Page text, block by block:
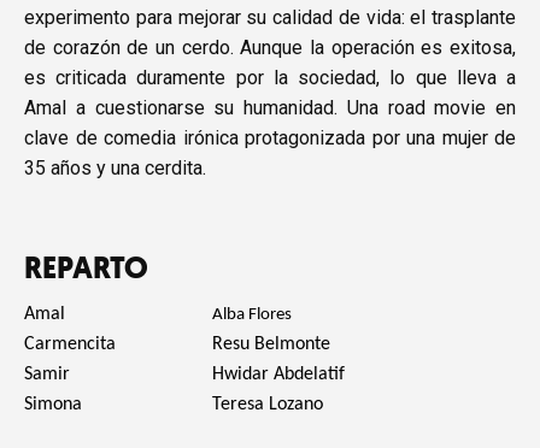
experimento para mejorar su calidad de vida: el trasplante
de corazón de un cerdo. Aunque la operación es exitosa,
es criticada duramente por la sociedad, lo que lleva a
Amal a cuestionarse su humanidad. Una road movie en
clave de comedia irónica protagonizada por una mujer de
35 años y una cerdita.
REPARTO
Amal Alba Flores
Carmencita
Resu Belmonte
Samir
Hwidar Abdelatif
Simona
Teresa Lozano